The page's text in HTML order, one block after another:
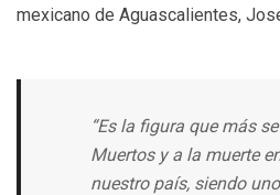
mexicano de Aguascalientes,
“Es la figura que más
Muertos y a la muerte
nuestro país, siendo